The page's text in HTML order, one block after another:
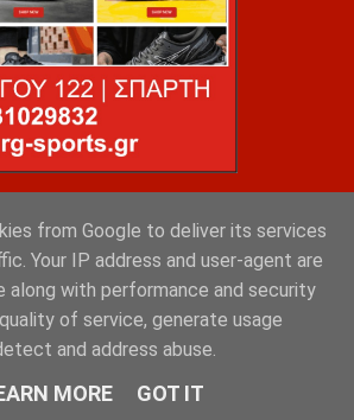
from Google to deliver its services
Your IP address and user-agent are
along with performance and security
of service, generate usage
and address abuse.
MORE GOT IT